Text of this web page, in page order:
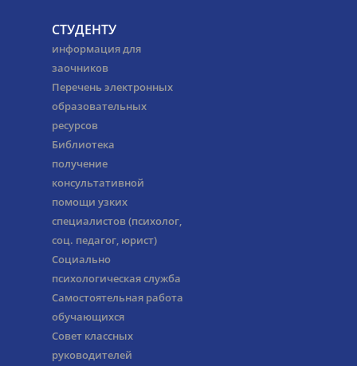
СТУДЕНТУ
информация для
заочников
Перечень электронных
образовательных
ресурсов
Библиотека
получение
консультативной
помощи узких
специалистов (психолог,
соц. педагог, юрист)
Социально
психологическая служба
Самостоятельная работа
обучающихся
Совет классных
руководителей